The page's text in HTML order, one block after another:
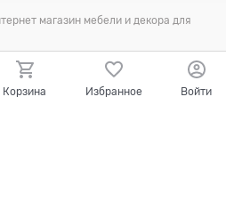
магазин мебели и декора для
Корзина Избранное Войти